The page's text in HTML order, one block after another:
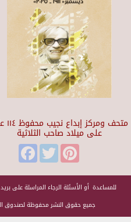
متحف
على ميلاد صاحب الثلاثية
FacebookTwitter
للمساعدة أو الأسئلة الرجاء المراسلة على بريد
جميع حقوق النشر محفوظة لصندوق